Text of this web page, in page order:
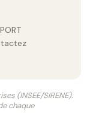
(INSEE/SIRENE).
chaque